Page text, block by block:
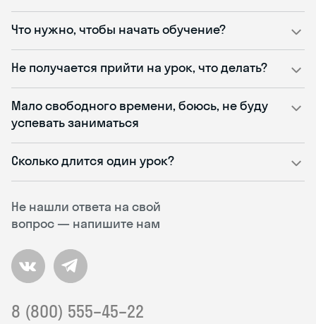
Не нашли ответа на свой
вопрос — напишите нам
8 (800) 555–45–22
Что нужно, чтобы начать обучение?
Не получается прийти на урок, что делать?
Мало свободного времени, боюсь, не буду
успевать заниматься
Сколько длится один урок?